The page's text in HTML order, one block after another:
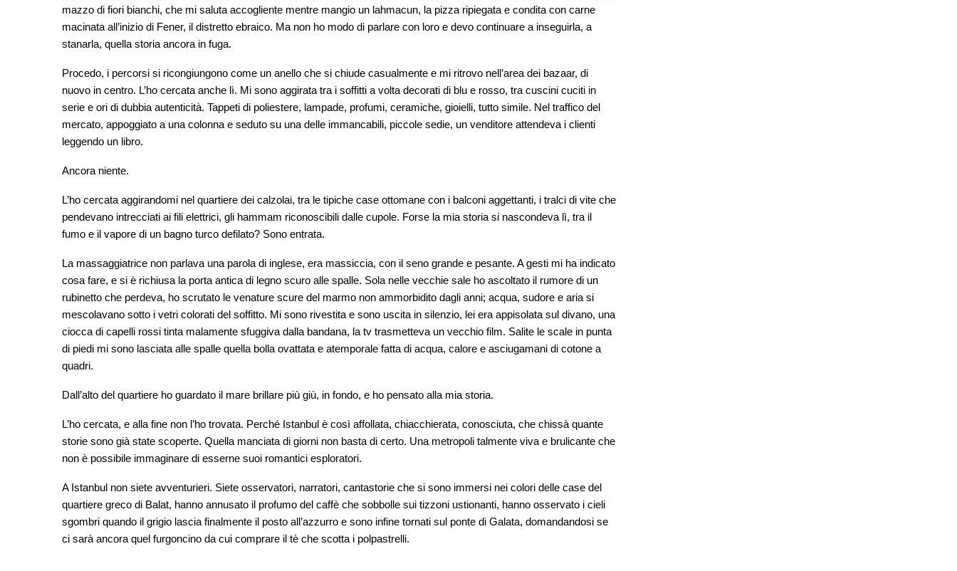
mazzo di fiori bianchi, che mi saluta accogliente mentre mangio un lahmacun, la pizza ripiegata e condita con carne
macinata all’inizio di Fener, il distretto ebraico. Ma non ho modo di parlare con loro e devo continuare a inseguirla, a
stanarla, quella storia ancora in fuga.
Procedo, i percorsi si ricongiungono come un anello che si chiude casualmente e mi ritrovo nell’area dei bazaar, di
nuovo in centro. L’ho cercata anche lì. Mi sono aggirata tra i soffitti a volta decorati di blu e rosso, tra cuscini cuciti in
serie e ori di dubbia autenticità. Tappeti di poliestere, lampade, profumi, ceramiche, gioielli, tutto simile. Nel traffico del
mercato, appoggiato a una colonna e seduto su una delle immancabili, piccole sedie, un venditore attendeva i clienti
leggendo un libro.
Ancora niente.
L’ho cercata aggirandomi nel quartiere dei calzolai, tra le tipiche case ottomane con i balconi aggettanti, i tralci di vite che
pendevano intrecciati ai fili elettrici, gli hammam riconoscibili dalle cupole. Forse la mia storia si nascondeva lì, tra il
fumo e il vapore di un bagno turco defilato? Sono entrata.
La massaggiatrice non parlava una parola di inglese, era massiccia, con il seno grande e pesante. A gesti mi ha indicato
cosa fare, e si è richiusa la porta antica di legno scuro alle spalle. Sola nelle vecchie sale ho ascoltato il rumore di un
rubinetto che perdeva, ho scrutato le venature scure del marmo non ammorbidito dagli anni; acqua, sudore e aria si
mescolavano sotto i vetri colorati del soffitto. Mi sono rivestita e sono uscita in silenzio, lei era appisolata sul divano, una
ciocca di capelli rossi tinta malamente sfuggiva dalla bandana, la tv trasmetteva un vecchio film. Salite le scale in punta
di piedi mi sono lasciata alle spalle quella bolla ovattata e atemporale fatta di acqua, calore e asciugamani di cotone a
quadri.
Dall’alto del quartiere ho guardato il mare brillare più giù, in fondo, e ho pensato alla mia storia.
L’ho cercata, e alla fine non l’ho trovata. Perché Istanbul è così affollata, chiacchierata, conosciuta, che chissà quante
storie sono già state scoperte. Quella manciata di giorni non basta di certo. Una metropoli talmente viva e brulicante che
non è possibile immaginare di esserne suoi romantici esploratori.
A Istanbul non siete avventurieri. Siete osservatori, narratori, cantastorie che si sono immersi nei colori delle case del
quartiere greco di Balat, hanno annusato il profumo del caffè che sobbolle sui tizzoni ustionanti, hanno osservato i cieli
sgombri quando il grigio lascia finalmente il posto all’azzurro e sono infine tornati sul ponte di Galata, domandandosi se
ci sarà ancora quel furgoncino da cui comprare il tè che scotta i polpastrelli.